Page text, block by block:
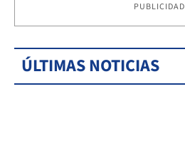
PUBLICIDAD
ÚLTIMAS NOTICIAS